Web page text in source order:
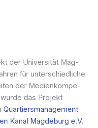
der Uni­ver­si­tät Mag­
für unter­schied­li­che
der Medi­en­kom­pe­
das Pro­jekt
Quartiers­­management
Kanal Mag­de­burg e.V.